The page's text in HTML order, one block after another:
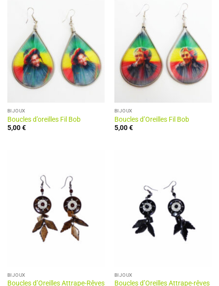
BIJOUX
Boucles d’oreilles Fil Bob
5,00€
BIJOUX
Boucles d’Oreilles Fil Bob
5,00€
BIJOUX
Boucles d’Oreilles Attrape-Rêves
BIJOUX
Boucles d’Oreilles Attrape-rêves